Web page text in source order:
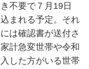
不要で７月19日
まれる予定。それ
は確認書が送付さ
計急変世帯や令和
した方がいる世帯